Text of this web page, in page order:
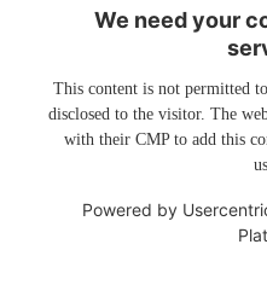
We need your
This content is not permitted
disclosed to the visitor. The
with their CMP to add this
Powered by